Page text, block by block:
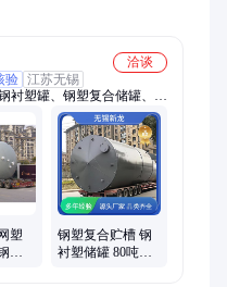
洽谈
验 江苏无锡
衬塑罐、钢塑复合储罐、塑
罐、钢衬塑料储罐、化工储
罐、化学品储罐、聚乙烯储
稀硫酸储罐、酸碱储罐、钢
储罐、钢衬PO储罐、钢衬
塑
塑
钢塑复合贮槽 钢
衬塑储罐 80吨钢